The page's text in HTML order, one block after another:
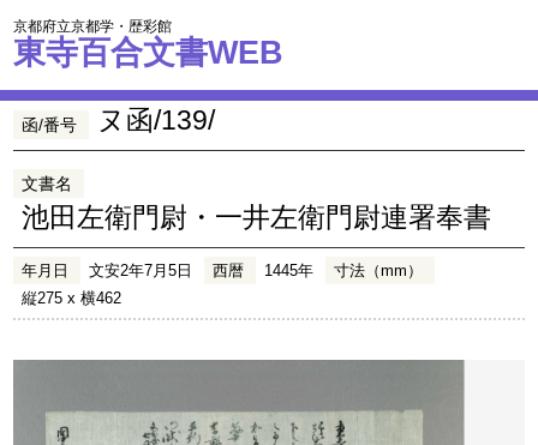
京都府立京都学・歴彩館
東寺百合文書WEB
函/番号 ヌ函/139/
文書名
池田左衛門尉・一井左衛門尉連署奉書
年月日 文安2年7月5日 西暦 1445年
寸法（mm）
縦275 x 横462